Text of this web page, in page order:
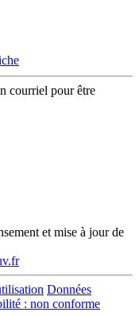
courriel pour être
et mise à jour de
Données
: non conforme